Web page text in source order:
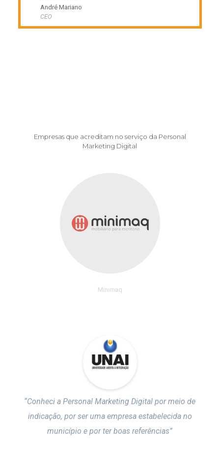
André Mariano
CEO
Empresas que acreditam no serviço da Personal
Marketing Digital
Minimaq
por meio de
estabelecida no
“Eu estava com problemas em fazer um
contratado uma pessoa e ela nunca
sua palavra e nem estava com qualidade